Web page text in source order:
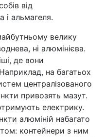
від
і альмагеля.
велику
ні алюмінієва.
де вони
на багатьох
централізованого
привозять мазут.
електрику.
алюміній набагато
контейнери з ним